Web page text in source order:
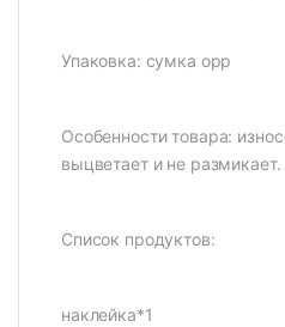
Упаковка: сумка opp
Особенности товара:
выцветает и не размикает.
Список продуктов:
наклейка*1